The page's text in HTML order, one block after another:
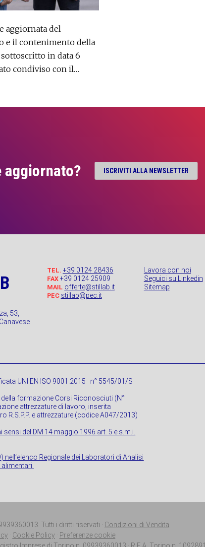
aggiornata del
e il contenimento della
in data 6
condiviso con il…
ISCRIVITI ALLA NEWSLETTER
53,
TEL. +39 0124 28436
FAX+39 0124 25909
MAIL offerte@stillab.it
PEC stillab@pec.it
Lavora con noi
Seguici su Linkedin
Sitemap
UNI EN ISO 9001:2015 · n° 5545/01/S
formazione Corsi Riconosciuti (N°
attrezzature di lavoro, inserita
R.S.P.P. e attrezzature (codice A047/2013)
del DM 14 maggio 1996 art. 5 e s.m.i.
Regionale dei Laboratori di Analisi
Tutti i diritti riservati · Condizioni di Vendita
· Cookie Policy · Preferenze cookie